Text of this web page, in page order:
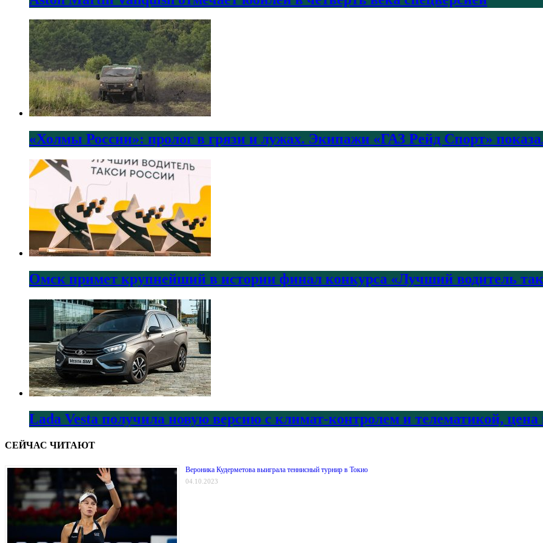
«Холмы России»: пролог в грязи и лужах. Экипажи «ГАЗ Рейд Спорт»
Омск примет крупнейший в истории финал конкурса «Лучший водитель
Lada Vesta получила новую версию с климат-контролем и телематикой, цена
СЕЙЧАС ЧИТАЮТ
Вероника Кудерметова выиграла теннисный турнир в Токио
04.10.2023